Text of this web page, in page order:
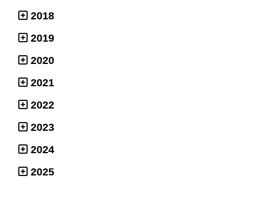
2018
2019
2020
2021
2022
2023
2024
2025